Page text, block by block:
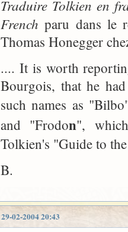
Traduire Tolkien en
French paru dans le
Thomas Honegger
.... It is worth
Bourgois, that he
such names as
and "Frodon",
Tolkien's "Guide to
B.
29-02-2004 20:43